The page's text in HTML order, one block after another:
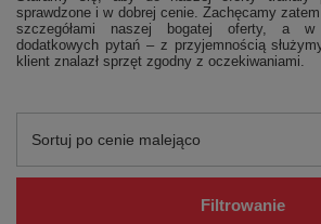
sprawdzone i w dobrej cenie. Zachęcamy
szczegółami naszej bogatej oferty, a w
dodatkowych pytań – z przyjemnością
klient znalazł sprzęt zgodny z oczekiwaniami.
Zmień sortowanie
Sortuj po cenie malejąco
Filtrowanie